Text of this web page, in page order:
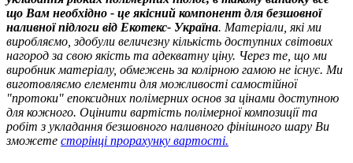
що Вам необхідно - це якісний компонент для безшовної
наливної підлоги від Екотекс- Україна. Матеріали, які ми
виробляємо, здобули величезну кількість доступних світових
нагород за свою якість та адекватну ціну. Через те, що ми
виробник матеріалу, обмежень за колірною гамою не існує. Ми
виготовляємо елементи для можливості самостійної
"протоки" епоксидних полімерних основ за цінами доступною
для кожного. Оцінити вартість полімерної композиції та
робіт з укладання безшовного наливного фінішного шару Ви
зможете сторінці прорахунку вартості.